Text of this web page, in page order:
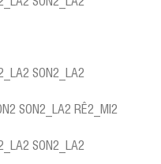
SON2_LA2
SON2_LA2 RÊ2_MI2
SON2_LA2